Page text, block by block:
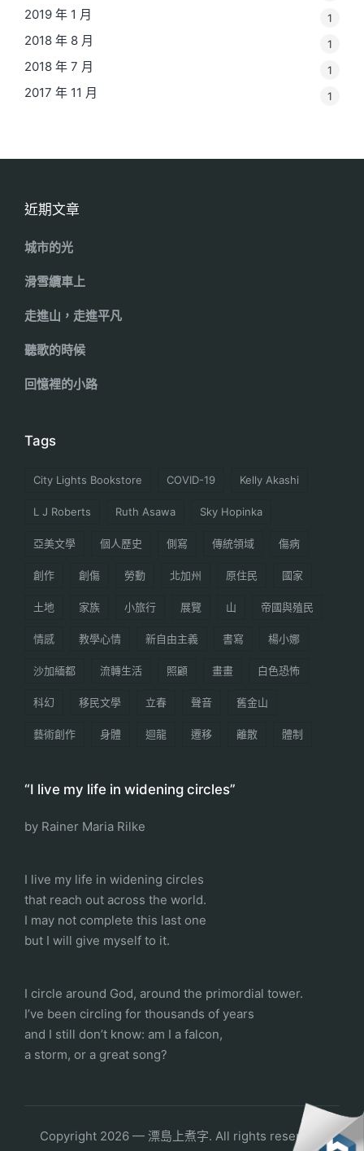
2019 年 1 月 1
2018 年 8 月 1
2018 年 7 月 1
2017 年 11 月 1
近期文章
城市的光
滑雪纜車上
走進山，走進平凡
聽歌的時候
回憶裡的小路
Tags
City Lights Bookstore COVID-19 Kelly Akashi
L J Roberts Ruth Asawa Sky Hopinka
亞美文學 個人歷史 側寫 傳統領域 傷病
創作 創傷 勞動 北加州 原住民 國家
土地 家族 小旅行 展覽 山 帝國與殖民
情感 教學心情 新自由主義 書寫 楊小娜
沙加緬都 流轉生活 照顧 畫畫 白色恐怖
科幻 移民文學 立春 聲音 舊金山
藝術創作 身體 迴龍 遷移 離散 體制
“I live my life in widening circles”
by Rainer Maria Rilke
I live my life in widening circles
that reach out across the world.
I may not complete this last one
but I will give myself to it.
I circle around God, around the primordial tower.
I’ve been circling for thousands of years
and I still don’t know: am I a falcon,
a storm, or a great song?
Copyright 2026 — 漂島上煮字. All rights reserved.